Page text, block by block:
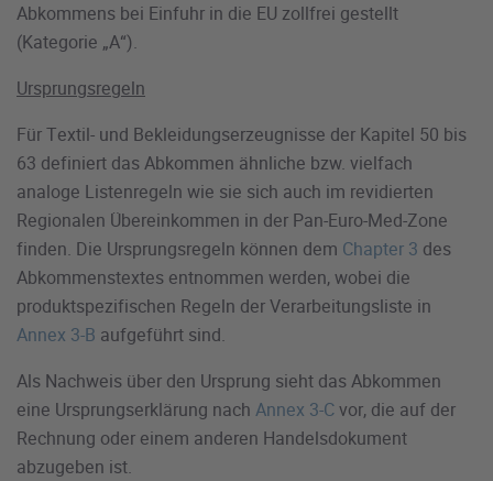
Abkommens bei Einfuhr in die EU zollfrei gestellt
(Kategorie „A“).
Ursprungsregeln
Für Textil- und Bekleidungserzeugnisse der Kapitel 50 bis
63 definiert das Abkommen ähnliche bzw. vielfach
analoge Listenregeln wie sie sich auch im revidierten
Regionalen Übereinkommen in der Pan-Euro-Med-Zone
finden. Die Ursprungsregeln können dem Chapter 3 des
Abkommenstextes entnommen werden, wobei die
produktspezifischen Regeln der Verarbeitungsliste in
Annex 3-B aufgeführt sind.
Als Nachweis über den Ursprung sieht das Abkommen
eine Ursprungserklärung nach Annex 3-Cvor, die auf der
Rechnung oder einem anderen Handelsdokument
abzugeben ist.